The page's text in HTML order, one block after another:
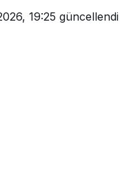
19:25 güncellendi